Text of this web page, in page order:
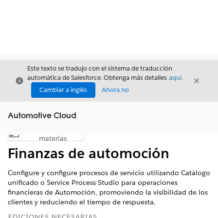
Cerrar
Este texto se tradujo con el sistema de traducción
automática de Salesforce. Obtenga más detalles aquí.
Cambiar a inglés
Ahora no
Cerrar
Automotive Cloud
Mostrar índice de materias
materias
Finanzas de automoción
Configure y configure procesos de servicio utilizando Catálogo
unificado o Service Process Studio para operaciones
financieras de Automoción, promoviendo la visibilidad de los
clientes y reduciendo el tiempo de respuesta.